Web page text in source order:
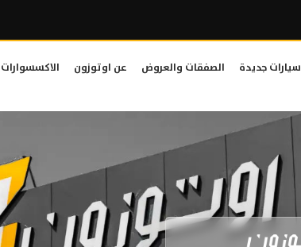
سيارات جديدة الصفقات والعروض عن اوتوزون الاكسسوارات